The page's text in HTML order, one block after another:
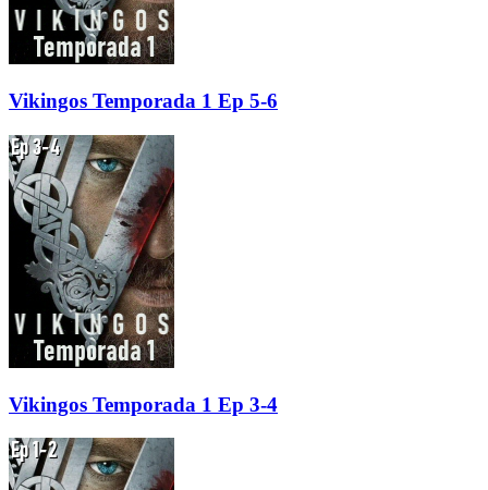
Vikingos Temporada 1 Ep 5-6
Vikingos Temporada 1 Ep 3-4